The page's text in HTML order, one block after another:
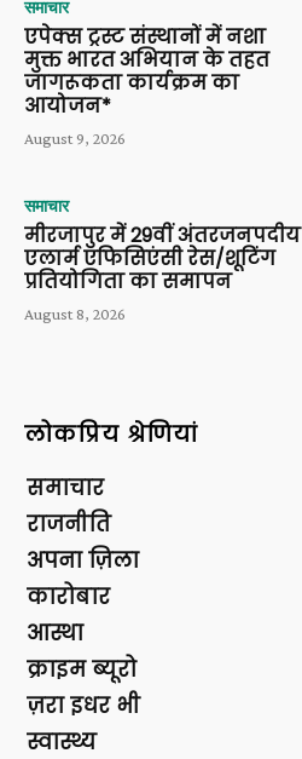
समाचार
एपेक्स ट्रस्ट संस्थानों में नशा
मुक्त भारत अभियान के तहत
जागरूकता कार्यक्रम का
आयोजन*
August 9, 2026
समाचार
मीरजापुर में 29वीं अंतरजनपदीय
एलार्म एफिसिएंसी रेस/शूटिंग
प्रतियोगिता का समापन
August 8, 2026
लोकप्रिय श्रेणियां
समाचार
राजनीति
अपना ज़िला
कारोबार
आस्था
क्राइम ब्यूरो
ज़रा इधर भी
स्वास्थ्य